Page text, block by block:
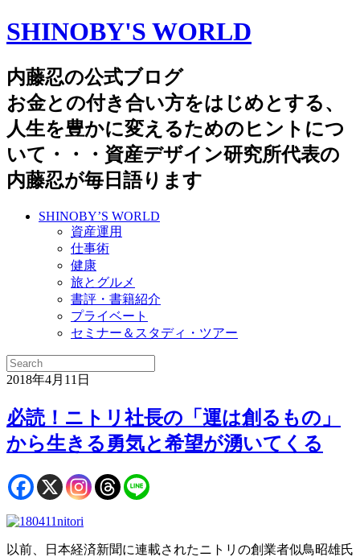
SHINOBY'S WORLD
内藤忍の公式ブログ
お金との付き合い方をはじめとする、
人生を豊かに変えるためのヒントにつ
いて・・・資産デザイン研究所代表の
内藤忍が毎日語ります
SHINOBY’S WORLD
資産運用
仕事術
健康
旅とグルメ
書評・書籍紹介
プライベート
セミナー＆スタディ・ツアー
2018年4月11日
必読！ニトリ社長の「運は創るもの」
から生きる勇気と希望が湧いてくる
以前、日本経済新聞に連載されたニトリの創業者似鳥昭雄氏